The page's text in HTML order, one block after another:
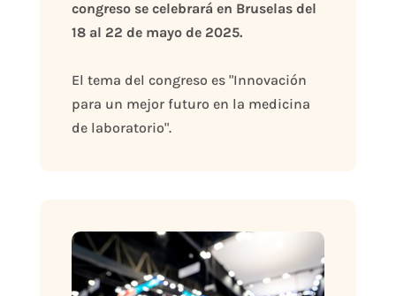
congreso se celebrará en Bruselas del
18 al 22 de mayo de 2025.
El tema del congreso es "Innovación
para un mejor futuro en la medicina
de laboratorio".